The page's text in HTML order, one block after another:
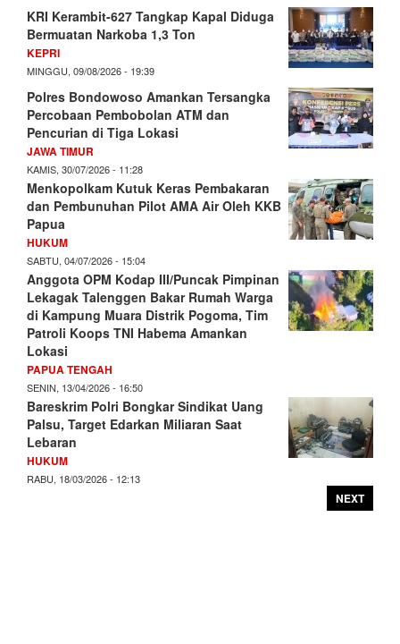
KRI Kerambit-627 Tangkap Kapal Diduga
Bermuatan Narkoba 1,3 Ton
KEPRI
MINGGU, 09/08/2026 - 19:39
Polres Bondowoso Amankan Tersangka
Percobaan Pembobolan ATM dan
Pencurian di Tiga Lokasi
JAWA TIMUR
KAMIS, 30/07/2026 - 11:28
Menkopolkam Kutuk Keras Pembakaran
dan Pembunuhan Pilot AMA Air Oleh KKB
Papua
HUKUM
SABTU, 04/07/2026 - 15:04
Anggota OPM Kodap III/Puncak Pimpinan
Lekagak Talenggen Bakar Rumah Warga
di Kampung Muara Distrik Pogoma, Tim
Patroli Koops TNI Habema Amankan
Lokasi
PAPUA TENGAH
SENIN, 13/04/2026 - 16:50
Bareskrim Polri Bongkar Sindikat Uang
Palsu, Target Edarkan Miliaran Saat
Lebaran
HUKUM
RABU, 18/03/2026 - 12:13
NEXT